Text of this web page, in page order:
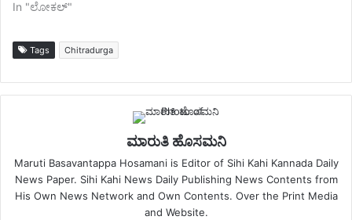
In "ಲೋಕಲ್"
Tags Chitradurga
ಮಾರುತಿ ಹೊಸಮನಿ
Maruti Basavantappa Hosamani is Editor of Sihi Kahi Kannada Daily
News Paper. Sihi Kahi News Daily Publishing News Contents from
His Own News Network and Own Contents. Over the Print Media
and Website.